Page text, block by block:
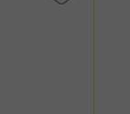
mm, allseitig